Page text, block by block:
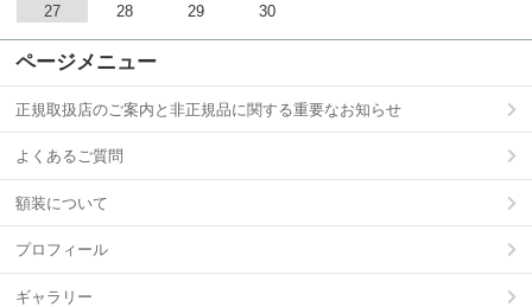
27
28 29 30
ページメニュー
正規取扱店のご案内と非正規品に関する重要なお知らせ
よくあるご質問
額装について
プロフィール
ギャラリー